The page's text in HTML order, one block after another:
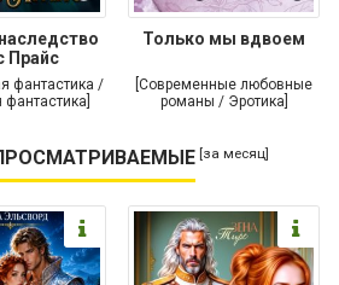
Прайс
фантастика /
Только мы вдвоем
[Современные любовные
романы / Эротика]
[за месяц]